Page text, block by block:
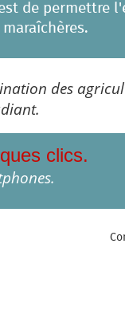
de permettre
des
clics.